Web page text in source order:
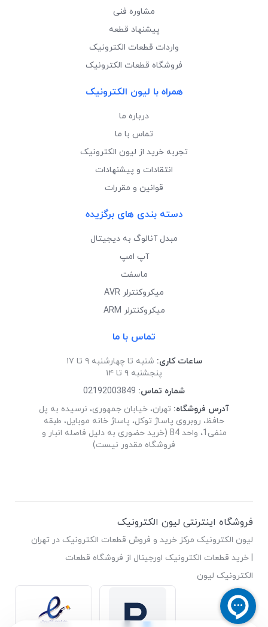
مشاوره فنی
پیشنهاد قطعه
واردات قطعات الکترونیک
فروشگاه قطعات الکترونیک
همراه با لیون الکترونیک
درباره ما
تماس با ما
تجربه خرید از لیون الکترونیک
انتقادات و پیشنهادات
قوانین و مقررات
دسته بندی های برگزیده
مبدل آنالوگ به دیجیتال
آپ امپ
ماسفت
میکروکنترلر AVR
میکروکنترلر ARM
تماس با ما
ساعات کاری: شنبه تا چهارشنبه ۹ تا ۱۷
پنجشنبه ۹ تا ۱۴
شماره تماس: 02192003849
آدرس فروشگاه: تهران، خیابان جمهوری، نرسیده به پل
حافظ، روبروی پاساژ توکل، پاساژ خانه موبایل، طبقه
منفی1، واحد B4 (خرید حضوری به دلیل فاصله انبار و
فروشگاه مقدور نیست)
فروشگاه اینترنتی لیون الکترونیک
لیون الکترونیک مرکز خرید و فروش قطعات الکترونیک در تهران
| خرید قطعات الکترونیک اورجینال از فروشگاه قطعات
الکترونیک لیون